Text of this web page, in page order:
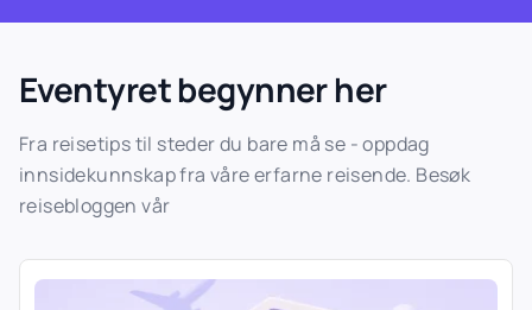
Eventyret begynner her
Fra reisetips til steder du bare må se - oppdag
innsidekunnskap fra våre erfarne reisende. Besøk
reisebloggen vår